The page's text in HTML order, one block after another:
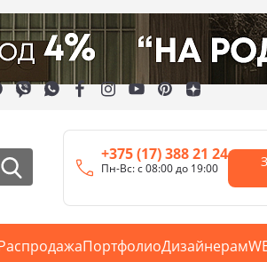
+375 (17) 388 21 24
Пн-Вс: с 08:00 до 19:00
ПортфолиоДизайнерам